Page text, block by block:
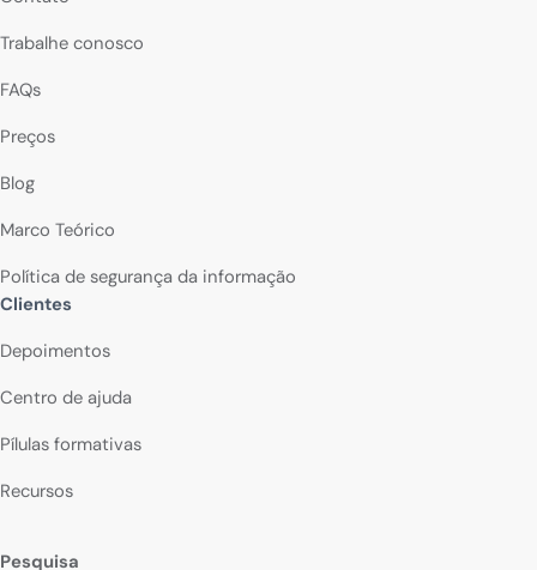
Trabalhe conosco
FAQs
Preços
Blog
Marco Teórico
Política de segurança da informação
Clientes
Depoimentos
Centro de ajuda
Pílulas formativas
Recursos
Pesquisa